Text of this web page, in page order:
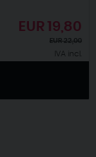
EUR 19,80
EUR22,00
IVA incl.